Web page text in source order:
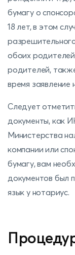
бумагу о
18 лет, в этом
обоих
родителей,
время заявление
Следует
документы, как
Министерства
компании или
бумагу, вам
документов был
язык у нотариус.